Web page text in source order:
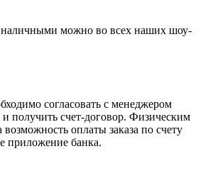
наличными можно во всех наших шоу-
согласовать с менеджером
и получить счет-договор. Физическим
оплаты заказа по счету
приложение банка.